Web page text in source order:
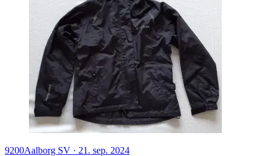
9200Aalborg SV · 21. sep. 2024